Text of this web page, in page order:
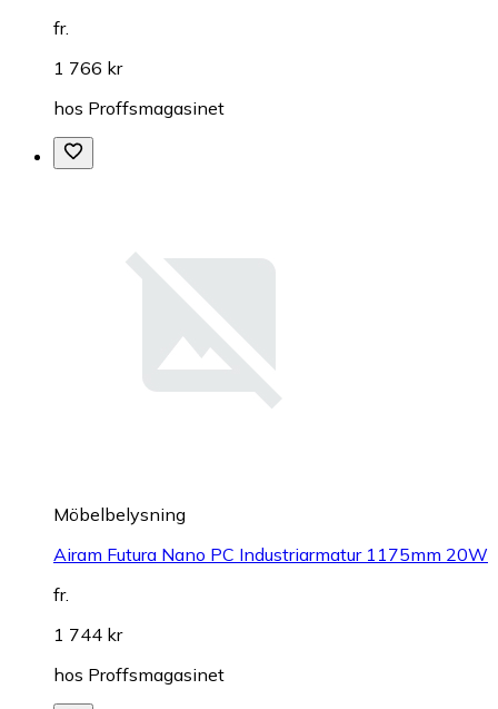
fr.
1 766 kr
hos Proffsmagasinet
Möbelbelysning
Airam Futura Nano PC Industriarmatur 1175mm 20W
fr.
1 744 kr
hos Proffsmagasinet